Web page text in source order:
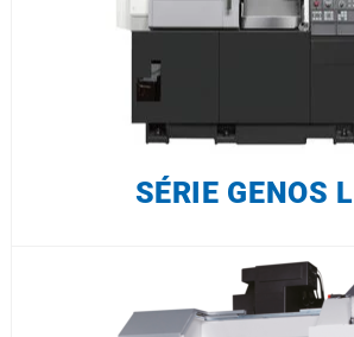
SÉRIE GENOS L